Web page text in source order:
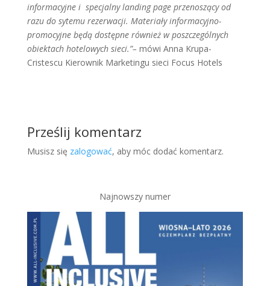
informacyjne i specjalny landing page przenoszący od
razu do sytemu rezerwacji. Materiały informacyjno-
promocyjne będą dostępne również w poszczególnych
obiektach hotelowych sieci.”– mówi Anna Krupa-
Cristescu Kierownik Marketingu sieci Focus Hotels
Prześlij komentarz
Musisz się zalogować, aby móc dodać komentarz.
Najnowszy numer